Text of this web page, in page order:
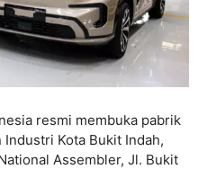
resmi membuka pabrik
Kota Bukit Indah,
Assembler, Jl. Bukit